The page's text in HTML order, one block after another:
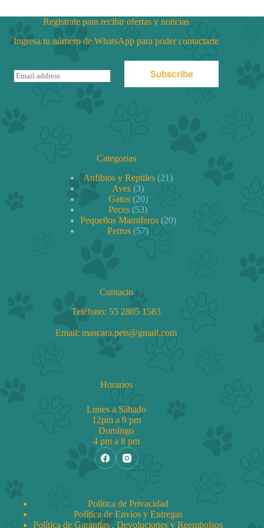
pueden
elegir
en
de
producto
Registrate para recibir ofertas y noticias
Ingresa tu número de WhatsApp para poder contactarte
E
m
Subscribe
Categorias
Anfibios y Reptiles 2121
Aves 33
productos
Gatos 2020
productos
Peces 5353
productos
Pequeños Mamiferos 2020
Perros 5757
Contacto
Teléfono: 55 2805 1583
Email: mascara.pets@gmail.com
Horarios
Lunes a Sábado
12pm a 9 pm
Domingo
4 pm a 8 pm
Política de Privacidad
Política de Envíos y Entregas
Política de Garantías , Devoluciones y Reembolsos